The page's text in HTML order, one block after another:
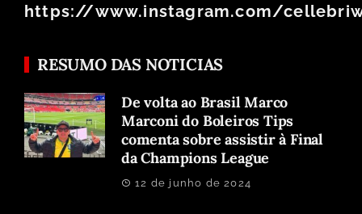
https://www.instagram.com/
RESUMO DAS NOTICIAS
De volta ao Brasil Marco
Marconi do Boleiros Tips
comenta sobre assistir à Final
da Champions League
12 de junho de 2024